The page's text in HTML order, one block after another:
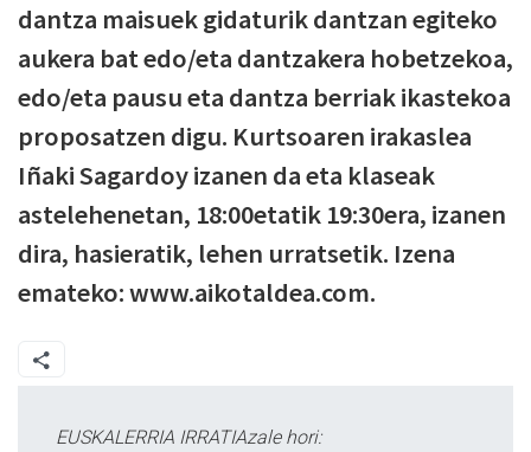
dantza maisuek gidaturik dantzan egiteko
aukera bat edo/eta dantzakera hobetzekoa,
edo/eta pausu eta dantza berriak ikastekoa
proposatzen digu. Kurtsoaren irakaslea
Iñaki Sagardoy izanen da eta klaseak
astelehenetan, 18:00etatik 19:30era, izanen
dira, hasieratik, lehen urratsetik. Izena
emateko: www.aikotaldea.com.
EUSKALERRIA IRRATIAzale hori: